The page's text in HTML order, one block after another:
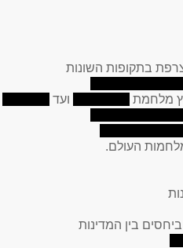
ועד
ביחסים בין המדינות